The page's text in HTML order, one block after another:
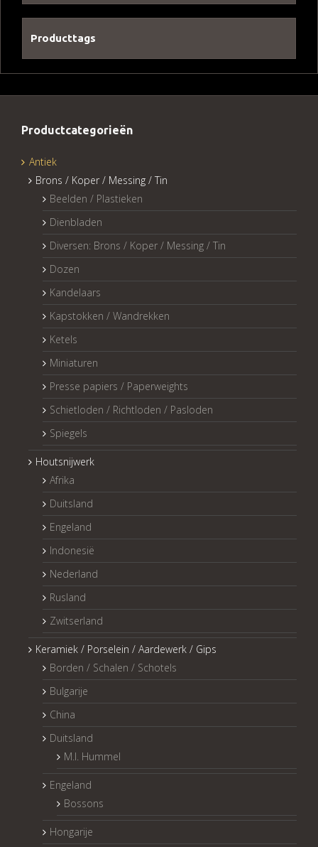
Producttags
Productcategorieën
Antiek
Brons / Koper / Messing / Tin
Beelden / Plastieken
Dienbladen
Diversen: Brons / Koper / Messing / Tin
Dozen
Kandelaars
Kapstokken / Wandrekken
Ketels
Miniaturen
Presse papiers / Paperweights
Schietloden / Richtloden / Pasloden
Spiegels
Houtsnijwerk
Afrika
Duitsland
Engeland
Indonesië
Nederland
Rusland
Zwitserland
Keramiek / Porselein / Aardewerk / Gips
Borden / Schalen / Schotels
Bulgarije
China
Duitsland
M.I. Hummel
Engeland
Bossons
Hongarije